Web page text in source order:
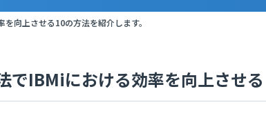
を向上させる10の方法を紹介します。
IBMiにおける効率を向上させる